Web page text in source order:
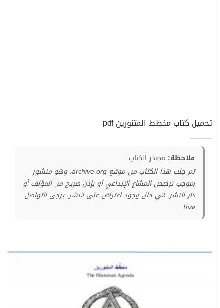
تحميل كتاب مخطط المتنورين pdf
ملاحظة: مصدر الكتاب
تم جلب هذا الكتاب من موقع archive.org، وهو منشور
بموجب ترخيص المشاع الإبداعي أو بإذن صريح من المؤلف أو
دار النشر. في حال وجود اعتراض على النشر، يرجى التواصل
معنا.